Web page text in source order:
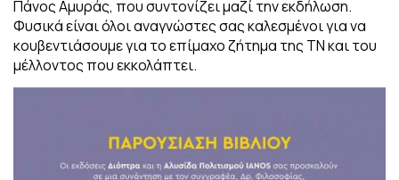
Πάνος Αμυράς, που συντονίζει μαζί την εκδήλωση.
Φυσικά είναι όλοι αναγνώστες σας καλεσμένοι για να
κουβεντιάσουμε για το επίμαχο ζήτημα της ΤΝ και του
μέλλοντος που εκκολάπτει.